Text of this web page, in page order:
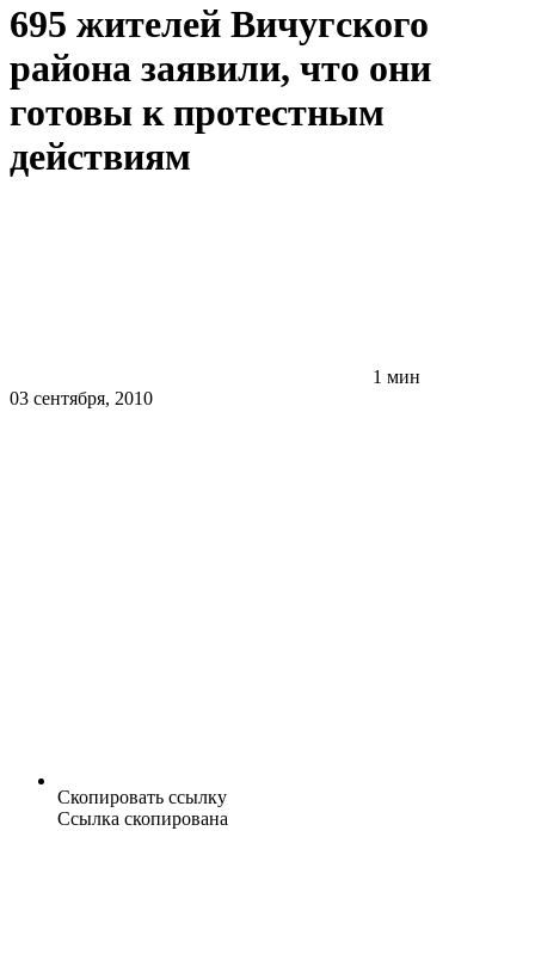
695 жителей Вичугского
района заявили, что они
готовы к протестным
действиям
1 мин
03 сентября, 2010
Скопировать ссылку
Ссылка скопирована